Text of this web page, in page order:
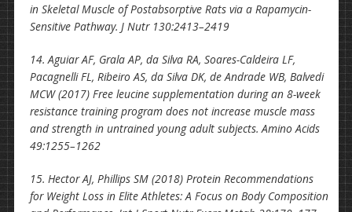
in Skeletal Muscle of Postabsorptive Rats via a Rapamycin-
Sensitive Pathway. J Nutr 130:2413–2419
14. Aguiar AF, Grala AP, da Silva RA, Soares-Caldeira LF,
Pacagnelli FL, Ribeiro AS, da Silva DK, de Andrade WB, Balvedi
MCW (2017) Free leucine supplementation during an 8-week
resistance training program does not increase muscle mass
and strength in untrained young adult subjects. Amino Acids
49:1255–1262
15. Hector AJ, Phillips SM (2018) Protein Recommendations
for Weight Loss in Elite Athletes: A Focus on Body Composition